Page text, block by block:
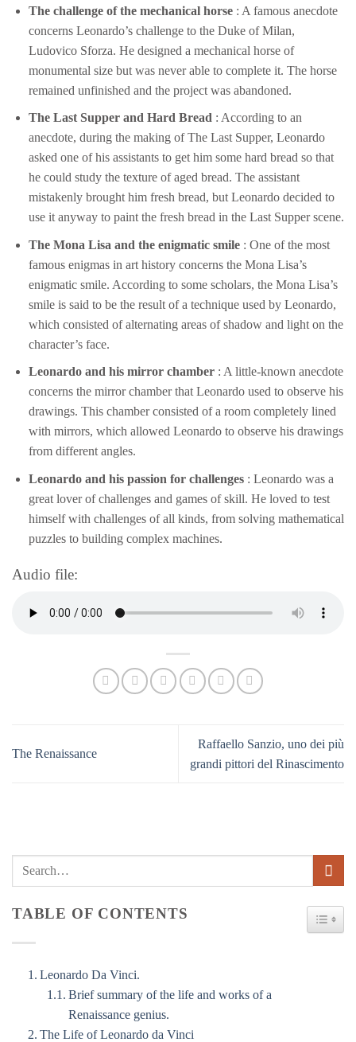
The challenge of the mechanical horse: A famous anecdote
concerns Leonardo’s challenge to the Duke of Milan,
Ludovico Sforza. He designed a mechanical horse of
monumental size but was never able to complete it. The horse
remained unfinished and the project was abandoned.
The Last Supper and Hard Bread : According to an
anecdote, during the making of The Last Supper, Leonardo
asked one of his assistants to get him some hard bread so that
he could study the texture of aged bread. The assistant
mistakenly brought him fresh bread, but Leonardo decided to
use it anyway to paint the fresh bread in the Last Supper scene.
The Mona Lisa and the enigmatic smile: One of the most
famous enigmas in art history concerns the Mona Lisa’s
enigmatic smile. According to some scholars, the Mona Lisa’s
smile is said to be the result of a technique used by Leonardo,
which consisted of alternating areas of shadow and light on the
character’s face.
Leonardo and his mirror chamber: A little-known anecdote
concerns the mirror chamber that Leonardo used to observe his
drawings. This chamber consisted of a room completely lined
with mirrors, which allowed Leonardo to observe his drawings
from different angles.
Leonardo and his passion for challenges: Leonardo was a
great lover of challenges and games of skill. He loved to test
himself with challenges of all kinds, from solving mathematical
puzzles to building complex machines.
Audio file:
The Renaissance
Raffaello Sanzio, uno dei più
grandi pittori del Rinascimento
TABLE OF CONTENTS
Leonardo Da Vinci.
Brief summary of the life and works of a
Renaissance genius.
The Life of Leonardo da Vinci